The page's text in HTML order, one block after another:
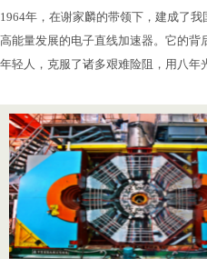
1964年，在谢家麟的带领下，建成了
高能量发展的电子直线加速器。它的背
年轻人，克服了诸多艰难险阻，用八年